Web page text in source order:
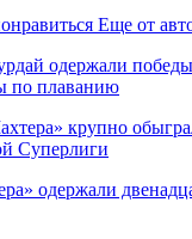
Еще от
одержали победы
по плаванию
крупно
Суперлиги
одержали